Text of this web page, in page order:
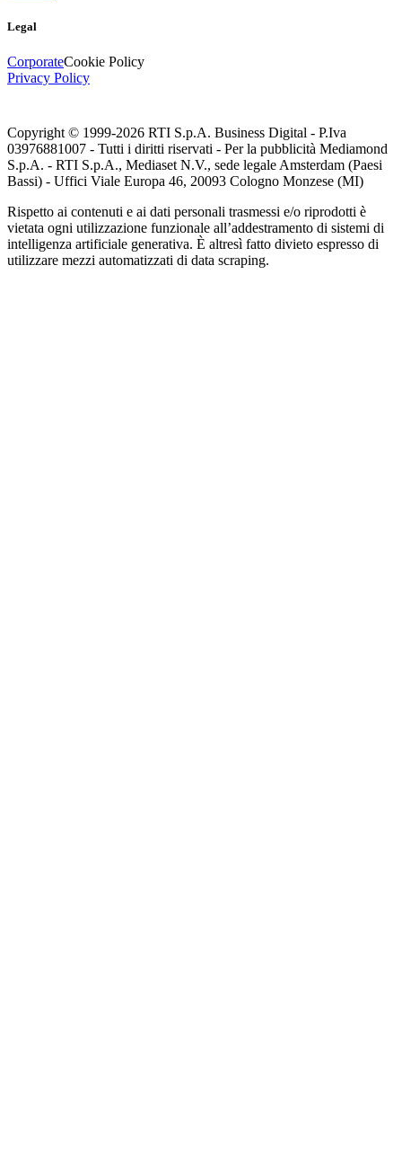
Legal
CorporateCookie Policy
Privacy Policy
Copyright © 1999-2026 RTI S.p.A. Business Digital - P.Iva
03976881007 - Tutti i diritti riservati - Per la pubblicità Mediamond
S.p.A. - RTI S.p.A., Mediaset N.V., sede legale Amsterdam (Paesi
Bassi) - Uffici Viale Europa 46, 20093 Cologno Monzese (MI)
Rispetto ai contenuti e ai dati personali trasmessi e/o riprodotti è
vietata ogni utilizzazione funzionale all’addestramento di sistemi di
intelligenza artificiale generativa. È altresì fatto divieto espresso di
utilizzare mezzi automatizzati di data scraping.